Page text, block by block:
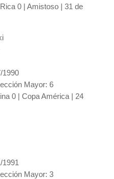
0 | Amistoso | 31 de
1990
Mayor: 6
0 | Copa América | 24
Mayor: 3